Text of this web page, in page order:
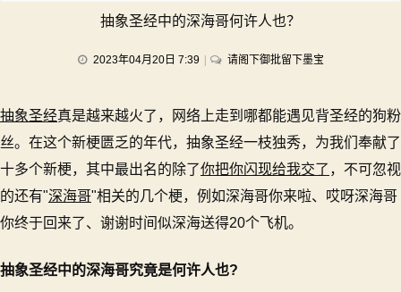
抽象圣经中的深海哥何许人也？
2023年04月20日 7:39 请阁下御批留下墨宝on
圣
经
的
深
抽象圣经真是越来越火了，网络上走到哪都能遇见背圣经的狗粉
丝。在这个新梗匮乏的年代，抽象圣经一枝独秀，为我们奉献了
十多个新梗，其中最出名的除了你把你闪现给我交了 ，不可忽视
的还有"深海哥"相关的几个梗，例如深海哥你来啦、哎呀深海哥
你终于回来了、谢谢时间似深海送得20个飞机。
抽象圣经中的深海哥究竟是何许人也?